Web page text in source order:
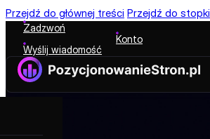
Przejdź do głównej treści Przejdź do stopki
Zadzwoń
Wyślij wiadomość
Konto